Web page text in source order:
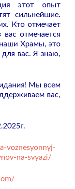
этот опыт
сильнейшие.
Кто отмечает
вас отмечается
наши Храмы, это
для вас. Я знаю,
Мы всем
вас,
voznesyonnyj-
na-svyazi/